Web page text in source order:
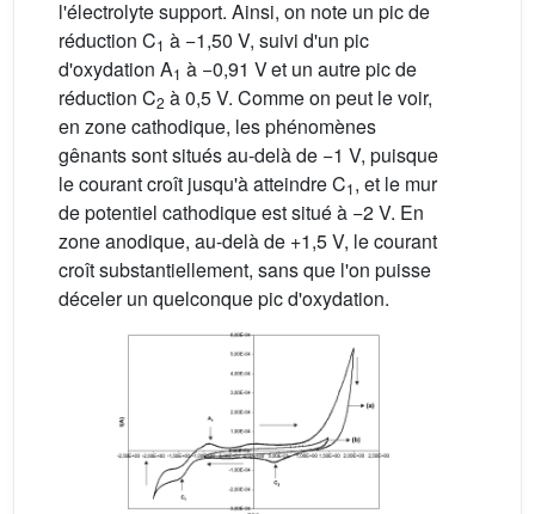
l'électrolyte support. Ainsi, on note un pic de
réduction C1 à −1,50 V, suivi d'un pic
d'oxydation A1 à −0,91 V et un autre pic de
réduction C2 à 0,5 V. Comme on peut le voir,
en zone cathodique, les phénomènes
gênants sont situés au-delà de −1 V, puisque
le courant croît jusqu'à atteindre C1, et le mur
de potentiel cathodique est situé à −2 V. En
zone anodique, au-delà de +1,5 V, le courant
croît substantiellement, sans que l'on puisse
déceler un quelconque pic d'oxydation.